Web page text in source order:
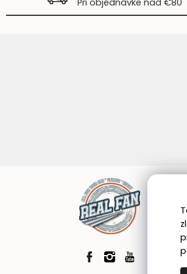
Pri objednávke nad €80